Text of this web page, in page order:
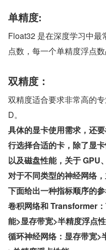
单精度:
Float32 是在深度学习中
点数，每一个单精度浮点数
双精度：
双精度适合要求非常高的
D。
具体的显卡使用需求，还
行选择合适的卡，除了显
以及磁盘性能，关于 GPU
对于不同类型的神经网络
下面给出一种指标顺序的参
卷积网络和 Transformer
能>显存带宽>半精度浮点
循环神经网络：显存带宽